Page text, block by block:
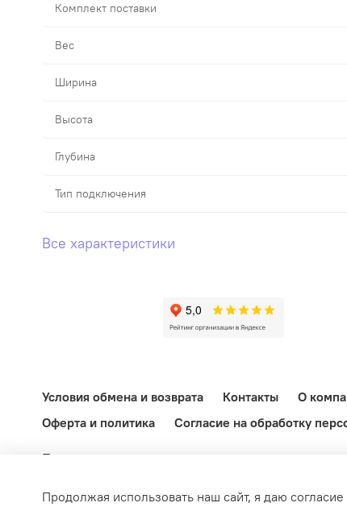
Комплект поставки
Вес
Ширина
Высота
Глубина
Тип подключения
Все характеристики
Условия обмена и возврата Контакты О
Оферта и политика
Согласие на обработку
При копировании материалов активная ссылка
Федерации.
Продолжая использовать наш сайт, я даю